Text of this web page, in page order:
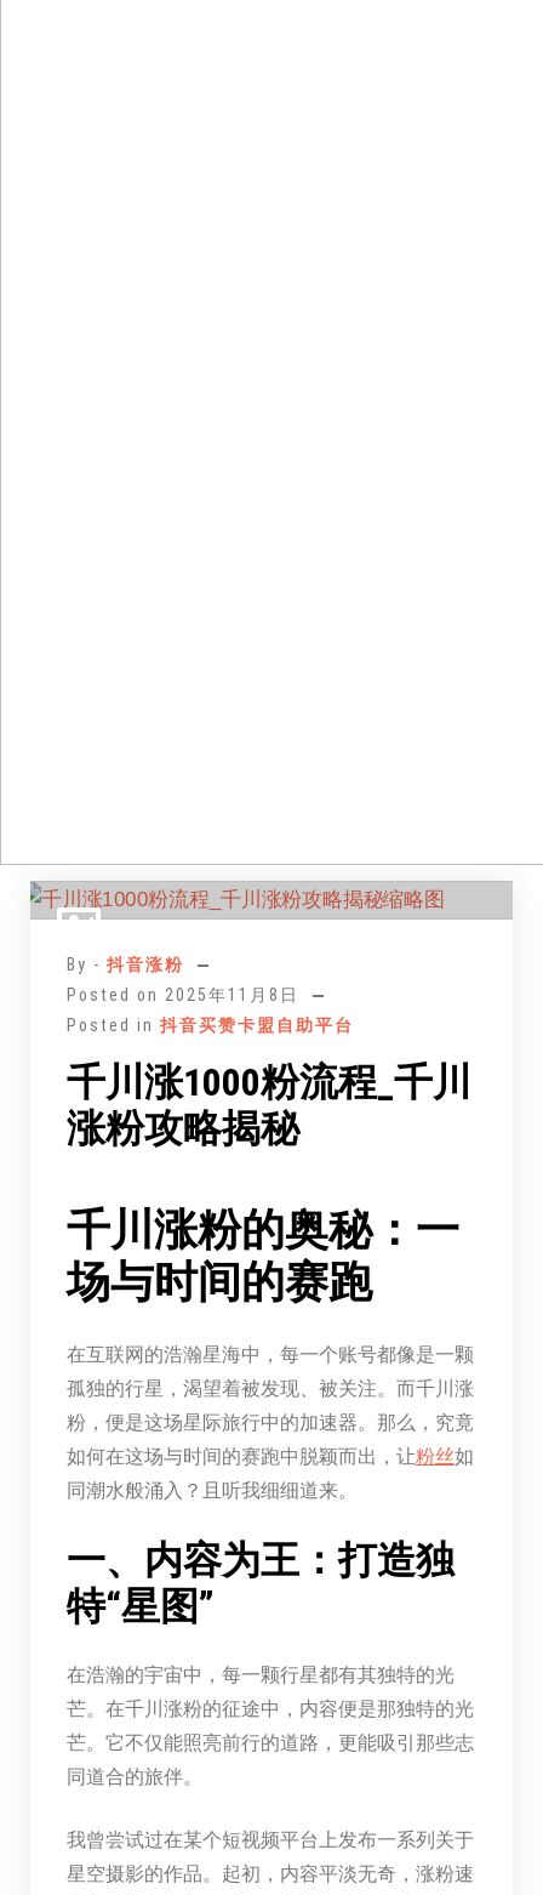
By - 抖音涨粉
Posted on 2025年11月8日
Posted in 抖音买赞卡盟自助平台
千川涨1000粉流程_千川
涨粉攻略揭秘
千川涨粉的奥秘：一
场与时间的赛跑
在互联网的浩瀚星海中，每一个账号都像是一颗
孤独的行星，渴望着被发现、被关注。而千川涨
粉，便是这场星际旅行中的加速器。那么，究竟
如何在这场与时间的赛跑中脱颖而出，让粉丝如
同潮水般涌入？且听我细细道来。
一、内容为王：打造独
特“星图”
在浩瀚的宇宙中，每一颗行星都有其独特的光
芒。在千川涨粉的征途中，内容便是那独特的光
芒。它不仅能照亮前行的道路，更能吸引那些志
同道合的旅伴。
我曾尝试过在某个短视频平台上发布一系列关于
星空摄影的作品。起初，内容平淡无奇，涨粉速